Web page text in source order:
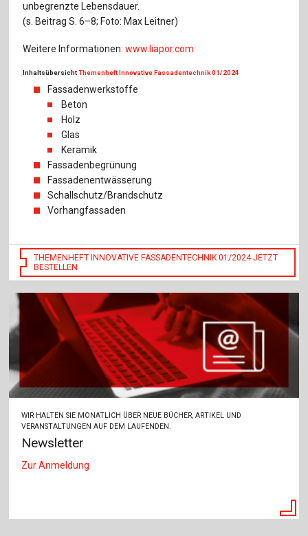
unbegrenzte Lebensdauer.
(s. Beitrag S. 6–8; Foto: Max Leitner)
Weitere Informationen:www.liapor.com
InhaltsübersichtThemenheft Innovative Fassadentechnik 01/2024
Fassadenwerkstoffe
Beton
Holz
Glas
Keramik
Fassadenbegrünung
Fassadenentwässerung
Schallschutz/Brandschutz
Vorhangfassaden
THEMENHEFT INNOVATIVE FASSADENTECHNIK 01/2024 JETZT
BESTELLEN
WIR HALTEN SIE MONATLICH ÜBER NEUE BÜCHER, ARTIKEL UND
VERANSTALTUNGEN AUF DEM LAUFENDEN.
Newsletter
Zur Anmeldung